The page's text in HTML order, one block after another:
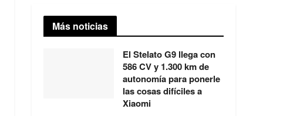
Más noticias
El Stelato G9 llega con
586 CV y 1.300 km de
autonomía para ponerle
las cosas difíciles a
Xiaomi